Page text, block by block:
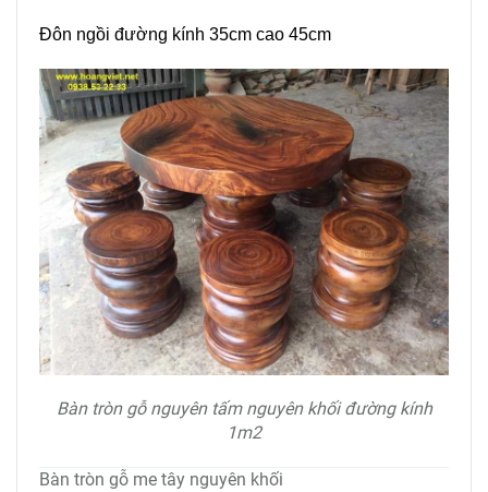
Đôn ngồi đường kính 35cm cao 45cm
Bàn tròn gỗ nguyên tấm nguyên khối đường kính
1m2
Bàn tròn gỗ me tây nguyên khối